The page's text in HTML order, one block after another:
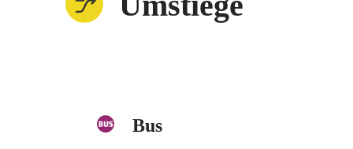
Bus